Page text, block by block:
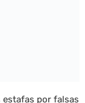
estafas por falsas